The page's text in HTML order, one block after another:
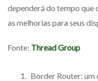
dependerá do tempo que
as melhorias para seus
Fonte: Thread Group
Border Router: